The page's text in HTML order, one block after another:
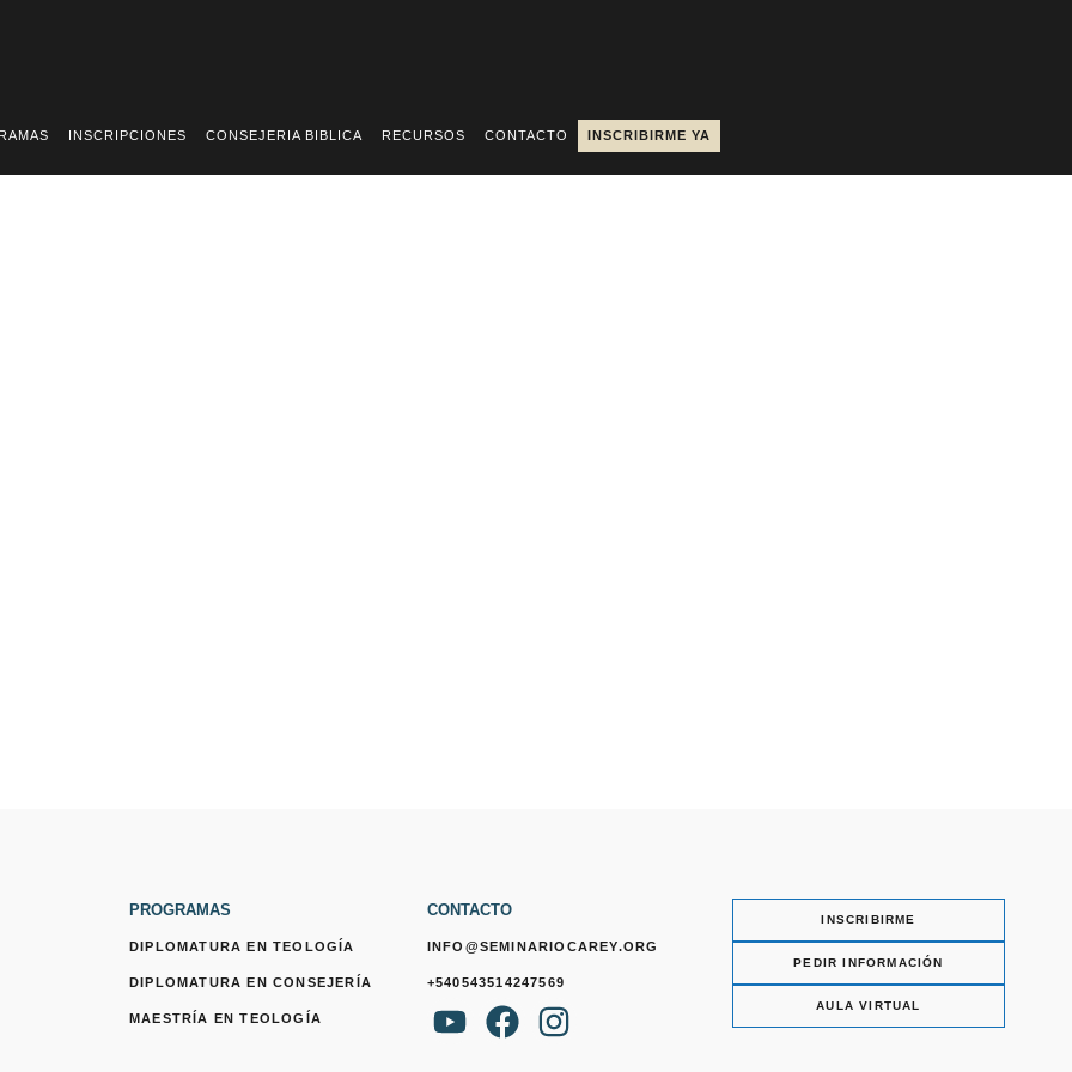
INSCRIPCIONES CONSEJERIA BIBLICA RECURSOS CONTACTO INSCRIBIRME YA
PROGRAMAS
DIPLOMATURA EN TEOLOGÍA
DIPLOMATURA EN CONSEJERÍA
MAESTRÍA EN TEOLOGÍA
CONTACTO
INFO@SEMINARIOCAREY.ORG
+540543514247569
Y
o
F
a
I
n
INSCRIBIRME
PEDIR INFORMACIÓN
AULA VIRTUAL